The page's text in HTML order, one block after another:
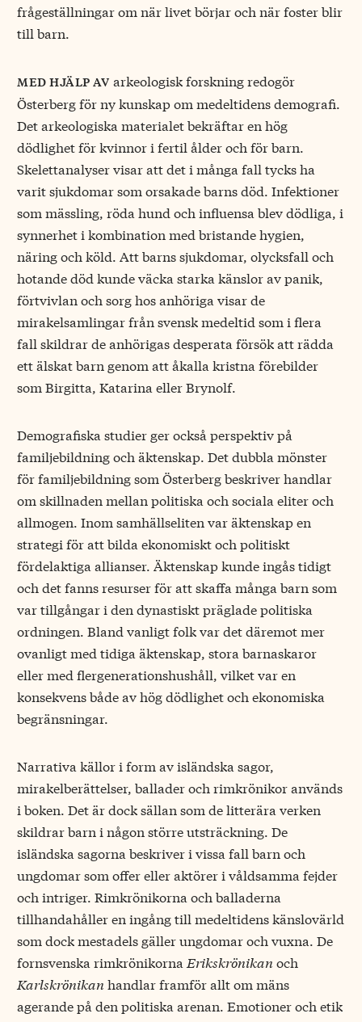
frågeställningar om när livet börjar och när foster blir
till barn.
med hjälp av arkeologisk forskning redogör
Österberg för ny kunskap om medeltidens demografi.
Det arkeologiska materialet bekräftar en hög
dödlighet för kvinnor i fertil ålder och för barn.
Skelettanalyser visar att det i många fall tycks ha
varit sjukdomar som orsakade barns död. Infektioner
som mässling, röda hund och influensa blev dödliga, i
synnerhet i kombination med bristande hygien,
näring och köld. Att barns sjukdomar, olycksfall och
hotande död kunde väcka starka känslor av panik,
förtvivlan och sorg hos anhöriga visar de
mirakelsamlingar från svensk medeltid som i flera
fall skildrar de anhörigas desperata försök att rädda
ett älskat barn genom att åkalla kristna förebilder
som Birgitta, Katarina eller Brynolf.
Demografiska studier ger också perspektiv på
familjebildning och äktenskap. Det dubbla mönster
för familjebildning som Österberg beskriver handlar
om skillnaden mellan politiska och sociala eliter och
allmogen. Inom samhällseliten var äktenskap en
strategi för att bilda ekonomiskt och politiskt
fördelaktiga allianser. Äktenskap kunde ingås tidigt
och det fanns resurser för att skaffa många barn som
var tillgångar i den dynastiskt präglade politiska
ordningen. Bland vanligt folk var det däremot mer
ovanligt med tidiga äktenskap, stora barnaskaror
eller med flergenerationshushåll, vilket var en
konsekvens både av hög dödlighet och ekonomiska
begränsningar.
Narrativa källor i form av isländska sagor,
mirakelberättelser, ballader och rimkrönikor används
i boken. Det är dock sällan som de litterära verken
skildrar barn i någon större utsträckning. De
isländska sagorna beskriver i vissa fall barn och
ungdomar som offer eller aktörer i våldsamma fejder
och intriger. Rimkrönikorna och balladerna
tillhandahåller en ingång till medeltidens känslovärld
som dock mestadels gäller ungdomar och vuxna. De
fornsvenska rimkrönikorna Erikskrönikan och
Karlskrönikan handlar framför allt om mäns
agerande på den politiska arenan. Emotioner och etik